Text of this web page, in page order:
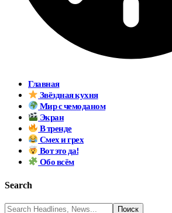
Главная
Звёздная кухня
Мир с чемоданом
Экран
В тренде
Смех и грех
Вот это да!
Обо всём
Search